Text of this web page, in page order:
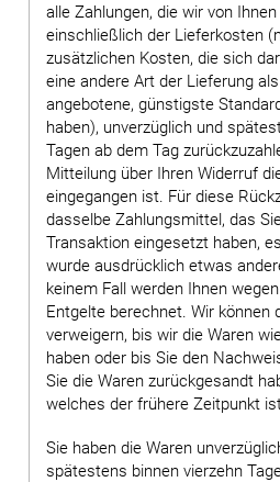
alle Zahlungen, die wir von
einschließlich der Lieferkosten
zusätzlichen Kosten, die sich
eine andere Art der Lieferung
angebotene, günstigste
haben), unverzüglich und
Tagen ab dem Tag
Mitteilung über Ihren Widerruf
eingegangen ist. Für diese
dasselbe Zahlungsmittel, das
Transaktion eingesetzt haben,
wurde ausdrücklich etwas
keinem Fall werden Ihnen
Entgelte berechnet. Wir können
verweigern, bis wir die Waren
haben oder bis Sie den
Sie die Waren zurückgesandt
welches der frühere Zeitpunkt
Sie haben die Waren
spätestens binnen vierzehn